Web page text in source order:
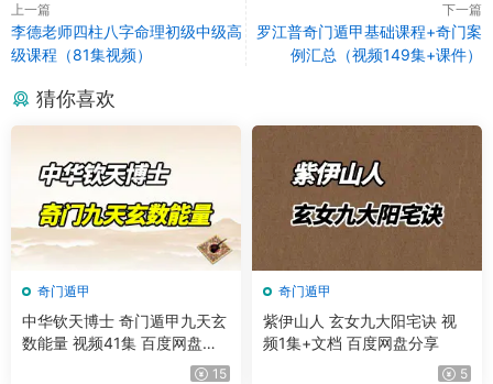
上一篇
李德老师四柱八字命理初级中级高
级课程（81集视频）
下一篇
罗江普奇门遁甲基础课程+奇门案
例汇总（视频149集+课件）
猜你喜欢
奇门遁甲
中华钦天博士 奇门遁甲九天玄
数能量 视频41集 百度网盘分
15
奇门遁甲
紫伊山人 玄女九大阳宅诀 视
频1集+文档 百度网盘分享
5